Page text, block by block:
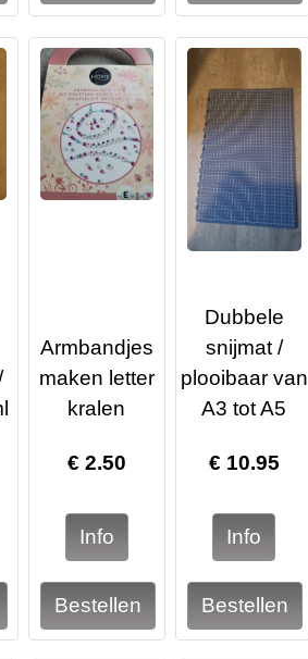
Armbandjes
maken letter
kralen
€ 2.50
Dubbele
snijmat /
plooibaar van
A3 tot A5
€ 10.95